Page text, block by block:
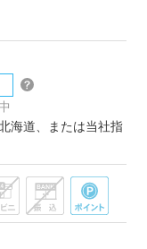
海道、または当社指